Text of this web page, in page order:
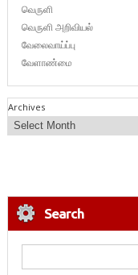
வெருளி
வெருளி அறிவியல்
வேலைவாய்ப்பு
வேளாண்மை
Archives
Search